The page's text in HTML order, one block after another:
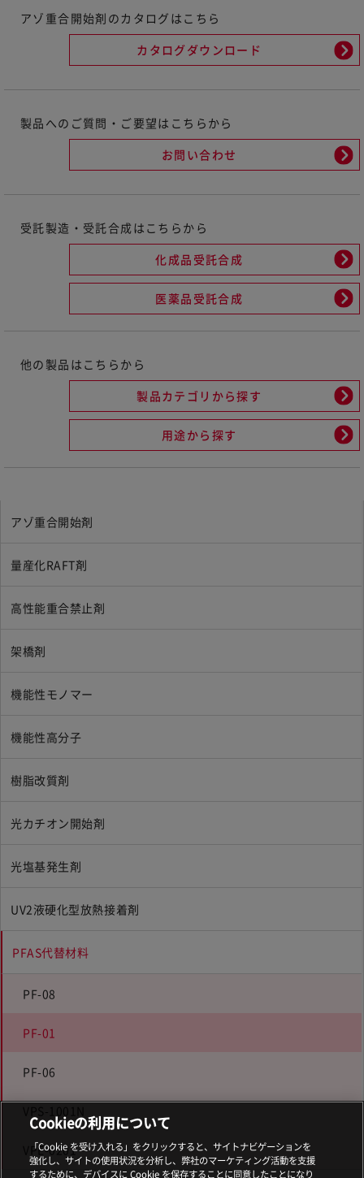
アゾ重合開始剤のカタログはこちら
カタログダウンロード
製品へのご質問・ご要望はこちらから
お問い合わせ
受託製造・受託合成はこちらから
化成品受託合成
医薬品受託合成
他の製品はこちらから
製品カテゴリから探す
用途から探す
アゾ重合開始剤
量産化RAFT剤
高性能重合禁止剤
架橋剤
機能性モノマー
機能性高分子
樹脂改質剤
光カチオン開始剤
光塩基発生剤
UV2液硬化型放熱接着剤
PFAS代替材料
PF-08
PF-01
PF-06
VPE-0201
Cookieの利用について
「Cookie を受け入れる」をクリックすると、サイトナビゲーションを
強化し、サイトの使用状況を分析し、弊社のマーケティング活動を支援
するために、デバイスに Cookie を保存することに同意したことになり